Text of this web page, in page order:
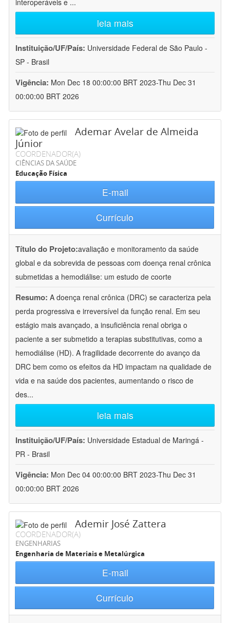
interoperáveis e ...
leia mais
Instituição/UF/País: Universidade Federal de São Paulo -
SP - Brasil
Vigência: Mon Dec 18 00:00:00 BRT 2023-Thu Dec 31
00:00:00 BRT 2026
Ademar Avelar de Almeida
Júnior
COORDENADOR(A)
CIÊNCIAS DA SAÚDE
Educação Física
E-mail
Currículo
Título do Projeto:avaliação e monitoramento da saúde
global e da sobrevida de pessoas com doença renal crônica
submetidas a hemodiálise: um estudo de coorte
Resumo: A doença renal crônica (DRC) se caracteriza pela
perda progressiva e irreversível da função renal. Em seu
estágio mais avançado, a insuficiência renal obriga o
paciente a ser submetido a terapias substitutivas, como a
hemodiálise (HD). A fragilidade decorrente do avanço da
DRC bem como os efeitos da HD impactam na qualidade de
vida e na saúde dos pacientes, aumentando o risco de
des...
leia mais
Instituição/UF/País: Universidade Estadual de Maringá -
PR - Brasil
Vigência: Mon Dec 04 00:00:00 BRT 2023-Thu Dec 31
00:00:00 BRT 2026
Ademir José Zattera
COORDENADOR(A)
ENGENHARIAS
Engenharia de Materiais e Metalúrgica
E-mail
Currículo